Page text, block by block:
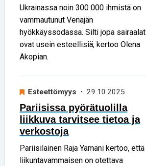
Ukrainassa noin 300 000 ihmistä on
vammautunut Venäjän
hyökkäyssodassa. Silti jopa sairaalat
ovat usein esteellisiä, kertoo Olena
Akopian.
Esteettömyys • 29.10.2025
Pariisissa pyörätuolilla
liikkuva tarvitsee tietoa ja
verkostoja
Pariisilainen Raja Yamani kertoo, että
liikuntavammaisen on otettava